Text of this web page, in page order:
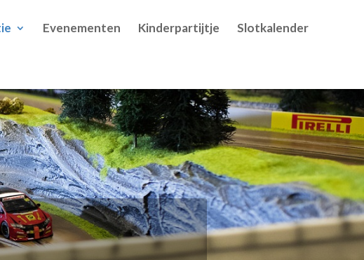
Evenementen Kinderpartijtje Slotkalender